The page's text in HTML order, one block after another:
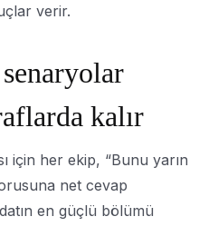
verir.
kalır
için her ekip, “Bunu yarın
net cevap
en güçlü bölümü